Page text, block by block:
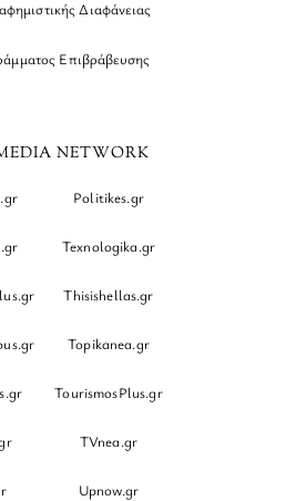
Διαφάνειας
Επιβράβευσης
NETWORK
Politikes.gr
Texnologika.gr
Thisishellas.gr
Topikanea.gr
TourismosPlus.gr
TVnea.gr
Upnow.gr